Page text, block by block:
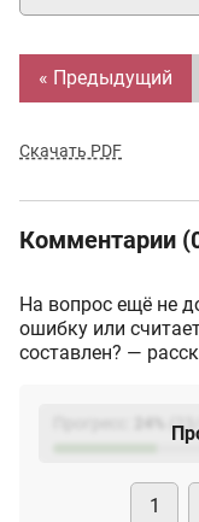
« Предыдущий
Скачать PDF
Комментарии
На вопрос ещё не
ошибку или
составлен? —
(23
1